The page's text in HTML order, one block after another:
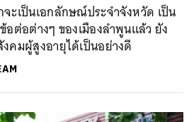
ะเป็นเอกลักษณ์ประจำจังหวัด เป็น
อต่อต่างๆ ของเมืองลำพูนแล้ว ยัง
คมผู้สูงอายุได้เป็นอย่างดี